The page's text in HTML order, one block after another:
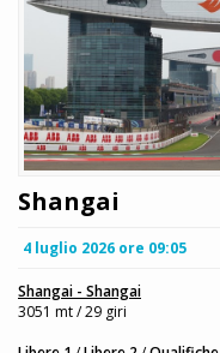
Shangai
4 luglio 2026 ore 09:05
Shangai - Shangai
3051 mt / 29 giri